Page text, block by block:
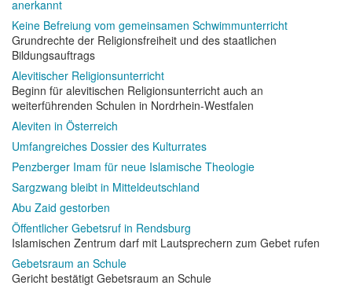
anerkannt
Keine Befreiung vom gemeinsamen Schwimmunterricht
Grundrechte der Religionsfreiheit und des staatlichen
Bildungsauftrags
Alevitischer Religionsunterricht
Beginn für alevitischen Religionsunterricht auch an
weiterführenden Schulen in Nordrhein-Westfalen
Aleviten in Österreich
Umfangreiches Dossier des Kulturrates
Penzberger Imam für neue Islamische Theologie
Sargzwang bleibt in Mitteldeutschland
Abu Zaid gestorben
Öffentlicher Gebetsruf in Rendsburg
Islamischen Zentrum darf mit Lautsprechern zum Gebet rufen
Gebetsraum an Schule
Gericht bestätigt Gebetsraum an Schule